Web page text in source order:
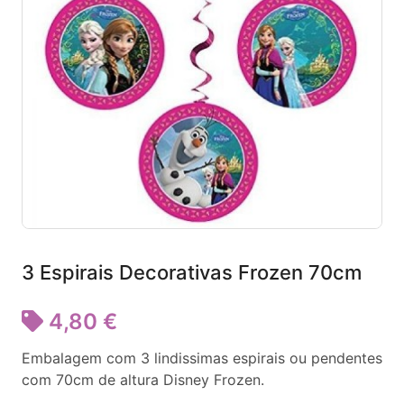
3 Espirais Decorativas Frozen 70cm
4,80 €
Embalagem com 3 lindissimas espirais ou pendentes
com 70cm de altura Disney Frozen.